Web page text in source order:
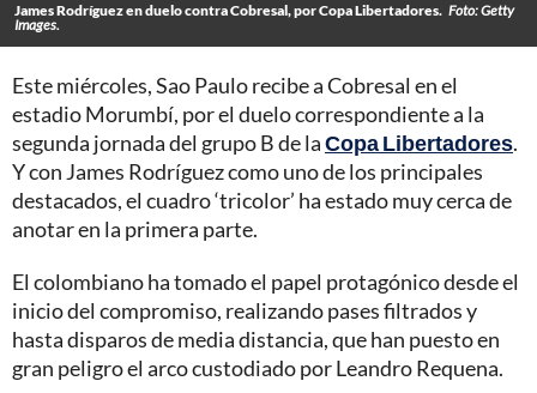
James Rodríguez en duelo contra Cobresal, por Copa Libertadores. Foto: Getty
Images.
Este miércoles, Sao Paulo recibe a Cobresal en el
estadio Morumbí, por el duelo correspondiente a la
segunda jornada del grupo B de laCopa Libertadores.
Y con James Rodríguez como uno de los principales
destacados, el cuadro ‘tricolor’ ha estado muy cerca de
anotar en la primera parte.
El colombiano ha tomado el papel protagónico desde el
inicio del compromiso, realizando pases filtrados y
hasta disparos de media distancia, que han puesto en
gran peligro el arco custodiado por Leandro Requena.